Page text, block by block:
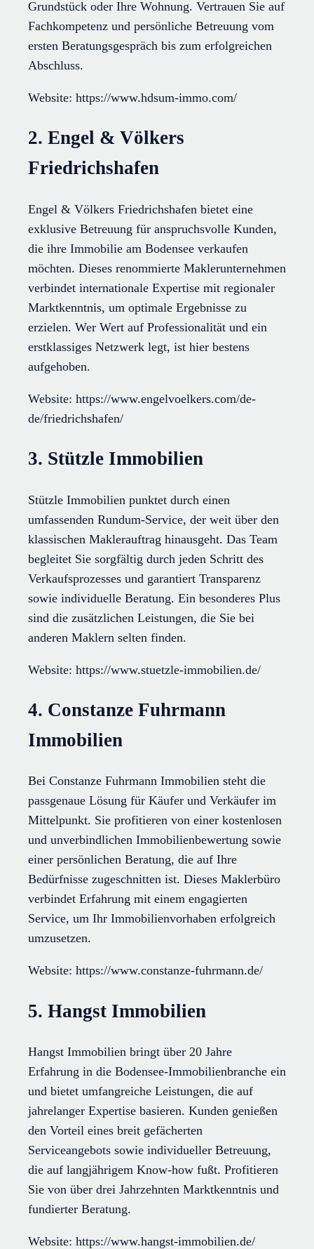
Grundstück oder Ihre Wohnung. Vertrauen Sie auf
Fachkompetenz und persönliche Betreuung vom
ersten Beratungsgespräch bis zum erfolgreichen
Abschluss.
Website: https://www.hdsum-immo.com/
2. Engel & Völkers
Friedrichshafen
Engel & Völkers Friedrichshafen bietet eine
exklusive Betreuung für anspruchsvolle Kunden,
die ihre Immobilie am Bodensee verkaufen
möchten. Dieses renommierte Maklerunternehmen
verbindet internationale Expertise mit regionaler
Marktkenntnis, um optimale Ergebnisse zu
erzielen. Wer Wert auf Professionalität und ein
erstklassiges Netzwerk legt, ist hier bestens
aufgehoben.
Website: https://www.engelvoelkers.com/de-
de/friedrichshafen/
3. Stützle Immobilien
Stützle Immobilien punktet durch einen
umfassenden Rundum-Service, der weit über den
klassischen Maklerauftrag hinausgeht. Das Team
begleitet Sie sorgfältig durch jeden Schritt des
Verkaufsprozesses und garantiert Transparenz
sowie individuelle Beratung. Ein besonderes Plus
sind die zusätzlichen Leistungen, die Sie bei
anderen Maklern selten finden.
Website: https://www.stuetzle-immobilien.de/
4. Constanze Fuhrmann
Immobilien
Bei Constanze Fuhrmann Immobilien steht die
passgenaue Lösung für Käufer und Verkäufer im
Mittelpunkt. Sie profitieren von einer kostenlosen
und unverbindlichen Immobilienbewertung sowie
einer persönlichen Beratung, die auf Ihre
Bedürfnisse zugeschnitten ist. Dieses Maklerbüro
verbindet Erfahrung mit einem engagierten
Service, um Ihr Immobilienvorhaben erfolgreich
umzusetzen.
Website: https://www.constanze-fuhrmann.de/
5. Hangst Immobilien
Hangst Immobilien bringt über 20 Jahre
Erfahrung in die Bodensee-Immobilienbranche ein
und bietet umfangreiche Leistungen, die auf
jahrelanger Expertise basieren. Kunden genießen
den Vorteil eines breit gefächerten
Serviceangebots sowie individueller Betreuung,
die auf langjährigem Know-how fußt. Profitieren
Sie von über drei Jahrzehnten Marktkenntnis und
fundierter Beratung.
Website: https://www.hangst-immobilien.de/